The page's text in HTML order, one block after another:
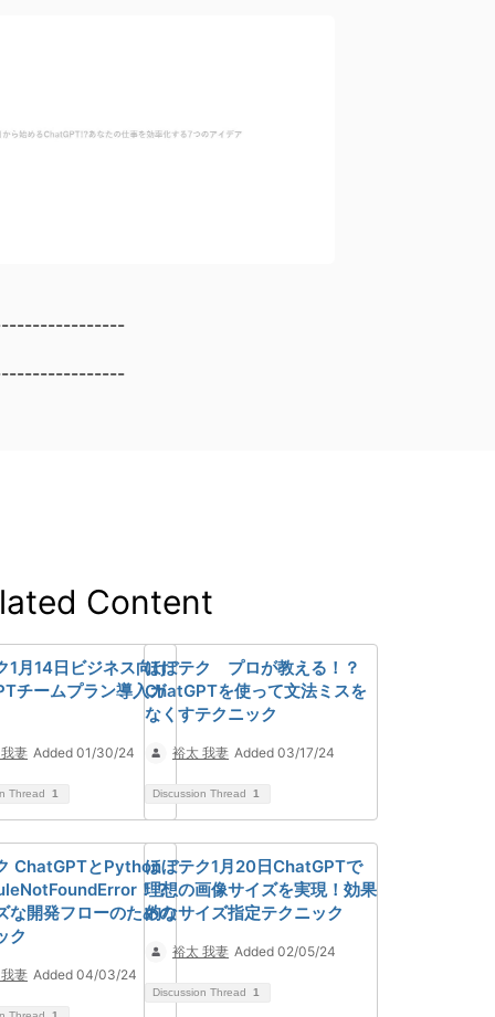
Content
1月14日ビジネス向け
チームプラン導入ガ
妻 Added 01/30/24
Thread 1
ほぼテク プロが教える！？
ChatGPTを使って文法ミスを
なくすテクニック
裕太 我妻 Added 03/17/24
Discussion Thread 1
ChatGPTとPython
！？
な開発フローのための
ク
妻 Added 04/03/24
ほぼテク1月20日ChatGPTで
理想の画像サイズを実現！効果
的なサイズ指定テクニック
裕太 我妻 Added 02/05/24
Discussion Thread 1